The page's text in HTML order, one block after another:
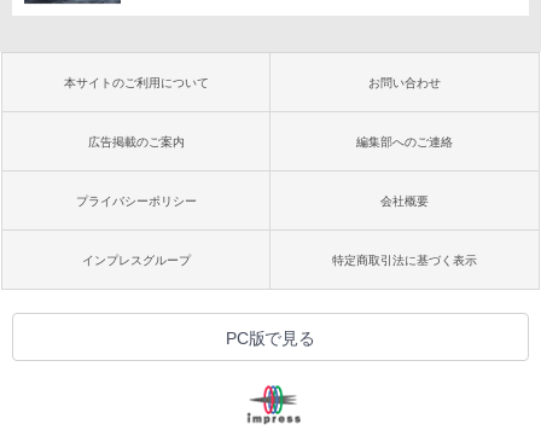
本サイトのご利用について お問い合わせ
広告掲載のご案内 編集部へのご連絡
プライバシーポリシー 会社概要
インプレスグループ 特定商取引法に基づく表示
PC版で見る